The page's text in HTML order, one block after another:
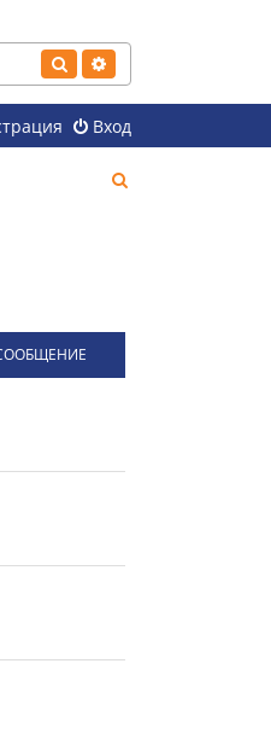
Поиск
Вход